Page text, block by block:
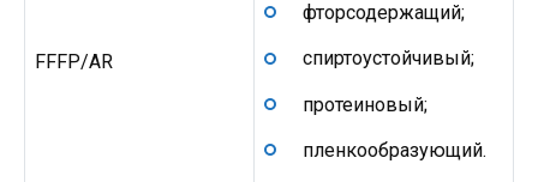
FFFP/AR
фторсодержащий;
спиртоустойчивый;
протеиновый;
пленкообразующий.